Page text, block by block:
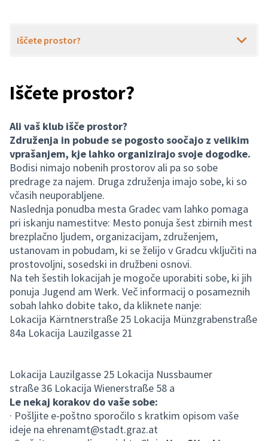
Iščete prostor?
Iščete prostor?
Ali vaš klub išče prostor?
Združenja in pobude se pogosto soočajo z velikim
vprašanjem, kje lahko organizirajo svoje dogodke.
Bodisi nimajo nobenih prostorov ali pa so sobe
predrage za najem. Druga združenja imajo sobe, ki so
včasih neuporabljene.
Naslednja ponudba mesta Gradec vam lahko pomaga
pri iskanju namestitve: Mesto ponuja šest zbirnih mest
brezplačno ljudem, organizacijam, združenjem,
ustanovam in pobudam, ki se želijo v Gradcu vključiti na
prostovoljni, sosedski in družbeni osnovi.
Na teh šestih lokacijah je mogoče uporabiti sobe, ki jih
ponuja Jugend am Werk. Več informacij o posameznih
sobah lahko dobite tako, da kliknete nanje:
Lokacija Kärntnerstraße 25 Lokacija Münzgrabenstraße
84a Lokacija Lauzilgasse 21
Lokacija Lauzilgasse 25 Lokacija Nussbaumer
straße 36 Lokacija Wienerstraße 58 a
Le nekaj korakov do vaše sobe:
· Pošljite e-poštno sporočilo s kratkim opisom vaše
ideje na ehrenamt@stadt.graz.at